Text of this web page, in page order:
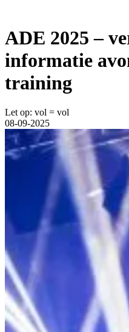
ADE 2025 –
informatie
training
Let op: vol = vol
08-09-2025